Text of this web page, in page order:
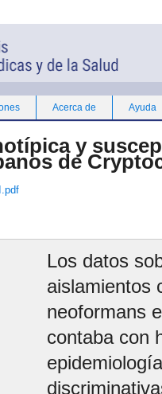
Acerca de Ayuda
y
de
Los datos
aislamientos
neoformans
contaba con